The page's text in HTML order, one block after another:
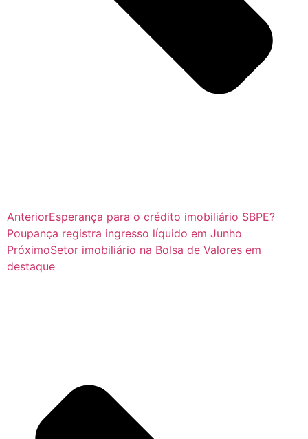
AnteriorEsperança para o crédito imobiliário SBPE?
Poupança registra ingresso líquido em Junho
PróximoSetor imobiliário na Bolsa de Valores em
destaque